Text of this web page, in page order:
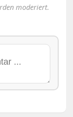
moderiert.